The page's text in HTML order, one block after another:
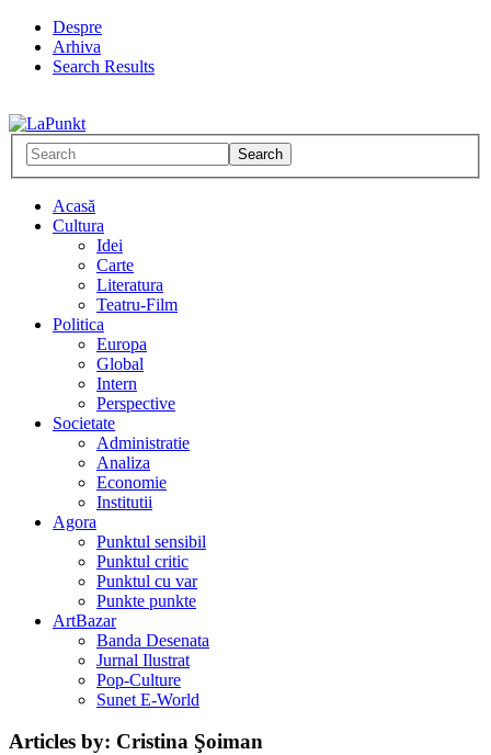
Despre
Arhiva
Search Results
Acasă
Cultura
Idei
Carte
Literatura
Teatru-Film
Politica
Europa
Global
Intern
Perspective
Societate
Administratie
Analiza
Economie
Institutii
Agora
Punktul sensibil
Punktul critic
Punktul cu var
Punkte punkte
ArtBazar
Banda Desenata
Jurnal Ilustrat
Pop-Culture
Sunet E-World
Articles by: Cristina Şoiman